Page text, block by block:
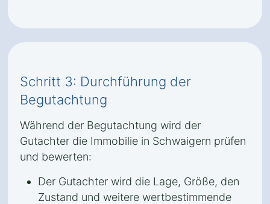
Schritt 3: Durchführung der
Begutachtung
Während der Begutachtung wird der
Gutachter die Immobilie in Schwaigern prüfen
und bewerten:
Der Gutachter wird die Lage, Größe, den
Zustand und weitere wertbestimmende